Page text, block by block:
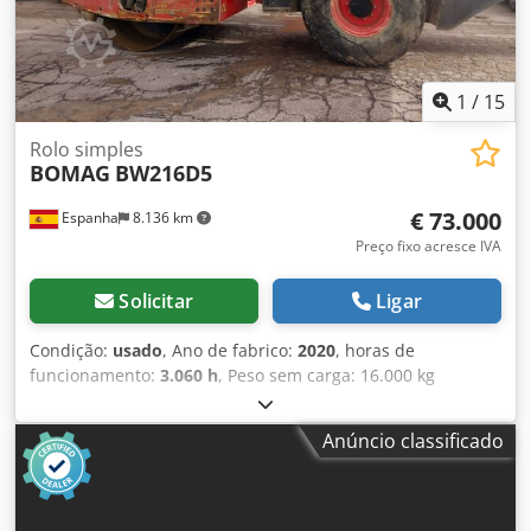
1 / 15
Espanha 8.136 km
Rolo simples
BOMAG BW216D5
€ 73.000
Preço fixo acresce IVA
Solicitar Ligar
Condição: usado, Ano de fabrico: 2020, horas de
funcionamento: 3.060 h, Peso sem carga: 16.000 kg
Dimensões (C x L x A): 622 x 230 x 299 cm Tipo de motor:
Deutz DEUTZ TCD4.1 L-4 = Outras opções e acessórios =
Dwedpeygu Rvsfx Anfoa - Aquecimento do assento
Anúncio classificado